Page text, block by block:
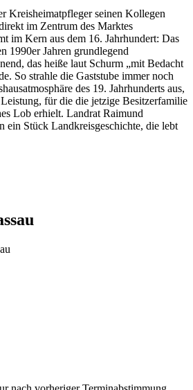
Kreisheimatpfleger seinen Kollegen
im Zentrum des Marktes
im Kern aus dem 16. Jahrhundert: Das
1990er Jahren grundlegend
das heiße laut Schurm „mit Bedacht
So strahle die Gaststube immer noch
des 19. Jahrhunderts aus,
für die die jetzige Besitzerfamilie
Lob erhielt. Landrat Raimund
ein Stück Landkreisgeschichte, die lebt